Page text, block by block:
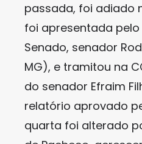
passada, foi adiado
foi apresentada
Senado, senador
MG), e tramitou na
do senador Efraim
relatório aprovado
quarta foi alterado